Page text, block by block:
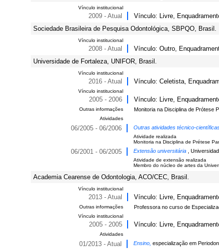
Vínculo institucional
2009 - Atual
Vínculo: Livre,
Sociedade Brasileira de Pesquisa Odontológica, SBPQO, Brasil.
Vínculo institucional
2008 - Atual
Vínculo: Outro,
Universidade de Fortaleza, UNIFOR, Brasil.
Vínculo institucional
2016 - Atual Vínculo: Celetista,
Vínculo institucional
2005 - 2006 Vínculo: Livre,
Outras informações Monitoria na Disciplina de Prótese
Atividades
06/2005 - 06/2006 Outras atividades técnico-
Atividade realizada
Monitoria na Disciplina de Prétese
06/2001 - 06/2005 Extensão universitária ,
Atividade de extensão realizada
Membro do núcleo de artes da
Academia Cearense de Odontologia, ACO/CEC, Brasil.
Vínculo institucional
2013 - Atual Vínculo: Livre,
Outras informações Professora no curso de
Vínculo institucional
2005 - 2005 Vínculo: Livre,
Atividades
01/2013 - Atual Ensino, especialização em